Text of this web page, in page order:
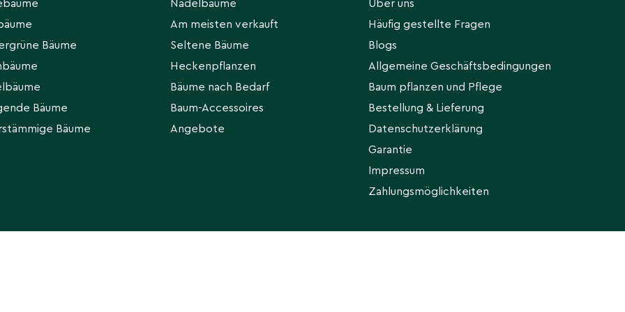
gießen.
Wasser geben;
Falls nötig, nach der
regelmäßig
Bäume
Bäume
Bäume
Nadelbäume
Am meisten verkauft
Seltene Bäume
Heckenpflanzen
Bäume nach Bedarf
Baum-Accessoires
Angebote
Über uns
Häufig gestellte Fragen
Blogs
Allgemeine Geschäftsbedingungen
Baum pflanzen und Pflege
Bestellung & Lieferung
Datenschutzerklärung
Garantie
Impressum
Zahlungsmöglichkeiten